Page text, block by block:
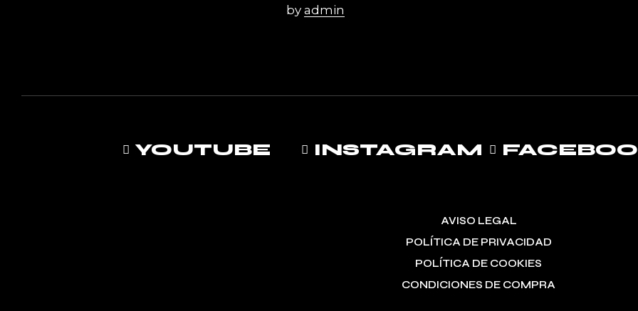
by admin
YOUTUBE INSTAGRAM
AVISO LEGAL
POLÍTICA DE PRIVACIDAD
POLÍTICA DE COOKIES
CONDICIONES DE COMPRA